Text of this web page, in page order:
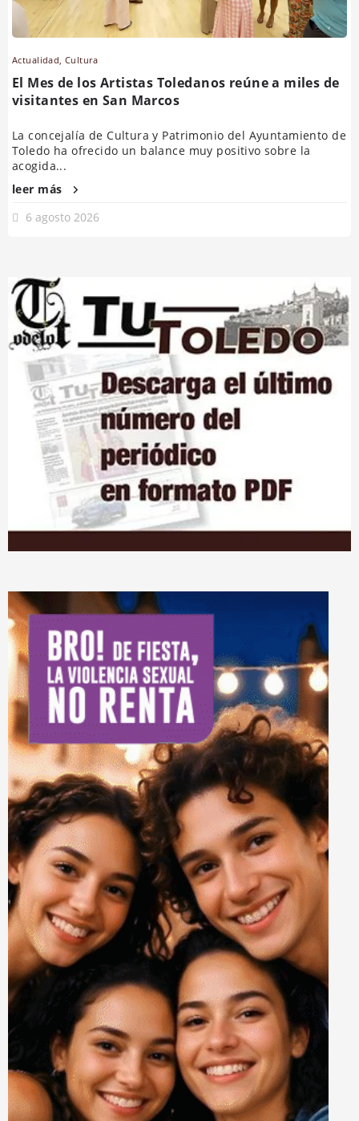
Actualidad ,Cultura
El Mes de los Artistas Toledanos reúne a miles de
visitantes en San Marcos
La concejalía de Cultura y Patrimonio del Ayuntamiento de
Toledo ha ofrecido un balance muy positivo sobre la
acogida...
leer más
6 agosto 2026